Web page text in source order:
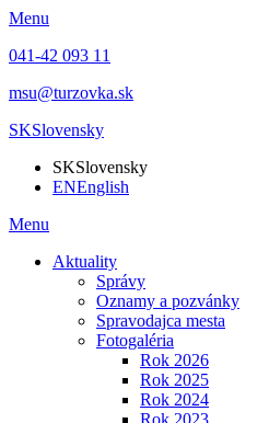
Menu
041-42 093 11
msu@turzovka.sk
SKSlovensky
SKSlovensky
ENEnglish
Menu
Aktuality
Správy
Oznamy a pozvánky
Spravodajca mesta
Fotogaléria
Rok 2026
Rok 2025
Rok 2024
Rok 2023